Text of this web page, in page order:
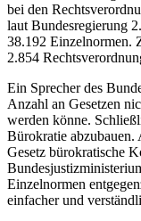
bei den
laut Bundesregierung
38.192 Einzelnormen.
2.854
Ein Sprecher des
Anzahl an Gesetzen
werden könne.
Bürokratie abzubauen.
Gesetz bürokratische
Einzelnormen
einfacher und